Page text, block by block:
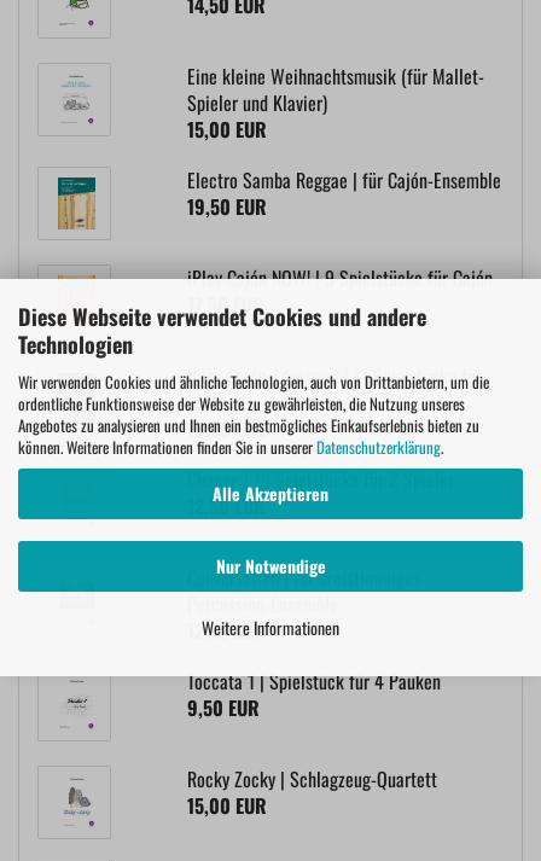
Diese Webseite verwendet Cookies und andere
Technologien
Wir verwenden Cookies und ähnliche Technologien, auch von Drittanbietern, um die
ordentliche Funktionsweise der Website zu gewährleisten, die Nutzung unseres
Angebotes zu analysieren und Ihnen ein bestmögliches Einkaufserlebnis bieten zu
können. Weitere Informationen finden Sie in unsererDatenschutzerklärung.
Alle Akzeptieren
Nur Notwendige
Weitere Informationen
Eine kleine Weihnachtsmusik (für Mallet-
Spieler und Klavier)
15,00 EUR
Electro Samba Reggae | für Cajón-Ensemble
19,50 EUR
iPlay Cajón NOW! | 9 Spielstücke für Cajón
17,50 EUR
iPlay Cajón Advanced | 11 Spielstücke für
Cajón
19,50 EUR
Change | 10 Spielstücke für 2 Spieler
12,50 EUR
Conversation | für dreistimmiges
12,50 EUR
Toccata 1 | Spielstück für 4 Pauken
9,50 EUR
Rocky Zocky | Schlagzeug-Quartett
15,00 EUR